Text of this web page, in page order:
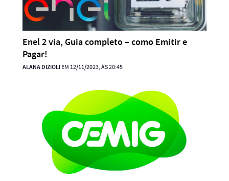
Enel 2 via, Guia completo – como Emitir e
Pagar!
ALANA DIZIOLIEM 12/11/2023, ÀS 20:45